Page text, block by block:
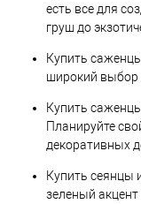
есть все для
груш до
Купить
широкий выбор
Купить
Планируйте
декоративных
Купить сеянцы
зеленый